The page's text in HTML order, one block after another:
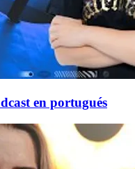
en portugués